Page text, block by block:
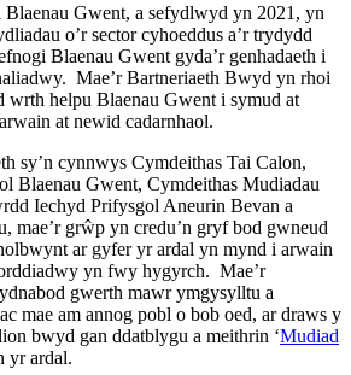
Gwent, a sefydlwyd yn 2021, yn
o’r sector cyhoeddus a’r trydydd
Blaenau Gwent gyda’r genhadaeth i
Mae’r Bartneriaeth Bwyd yn rhoi
wrth helpu Blaenau Gwent i symud at
at newid cadarnhaol.
sy’n cynnwys Cymdeithas Tai Calon,
Blaenau Gwent, Cymdeithas Mudiadau
Iechyd Prifysgol Aneurin Bevan a
mae’r grŵp yn credu’n gryf bod gwneud
ar gyfer yr ardal yn mynd i arwain
yn fwy hygyrch. Mae’r
gwerth mawr ymgysylltu a
mae am annog pobl o bob oed, ar draws y
bwyd gan ddatblygu a meithrin ‘Mudiad
yr ardal.